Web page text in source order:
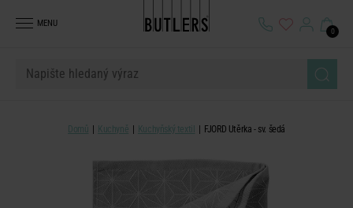
MENU
0
Domů Kuchyně Kuchyňský textil FJORD Utěrka - sv. šedá